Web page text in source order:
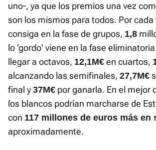
uno-, ya que los premios una vez
son los mismos para todos. Por cada
consiga en la fase de grupos, 1,8
lo 'gordo' viene en la fase
llegar a octavos, 12,1M€ en cuartos,
alcanzando las semifinales, 27,7M€
final y 37M€ por ganarla. En el mejor
los blancos podrían marcharse de
con 117 millones de euros más en
aproximadamente.